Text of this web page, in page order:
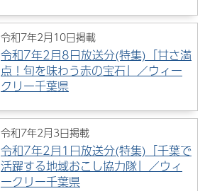
令和7年2月10日掲載
令和7年2月8日放送分(特集)「甘さ満
点！旬を味わう赤の宝石」／ウィー
クリー千葉県
令和7年2月3日掲載
令和7年2月1日放送分(特集)「千葉で
活躍する地域おこし協力隊」／ウィ
ークリー千葉県